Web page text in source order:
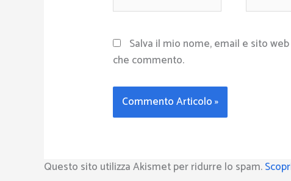
Salva il mio nome, email e sito
che commento.
Questo sito utilizza Akismet per ridurre lo spam.